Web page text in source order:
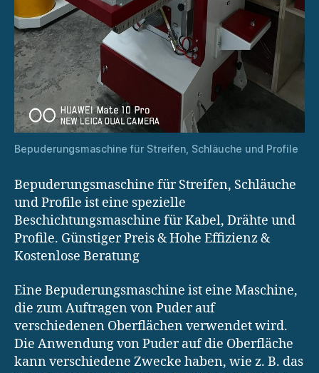
Bepuderungsmaschine für Streifen, Schläuche und Profile
Bepuderungsmaschine für Streifen, Schläuche
und Profile ist eine spezielle
Beschichtungsmaschine für Kabel, Drähte und
Profile. Günstiger Preis & Hohe Effizienz &
Kostenlose Beratung
Eine Bepuderungsmaschine ist eine Maschine,
die zum Auftragen von Puder auf
verschiedenen Oberflächen verwendet wird.
Die Anwendung von Puder auf die Oberfläche
kann verschiedene Zwecke haben, wie z. B. das